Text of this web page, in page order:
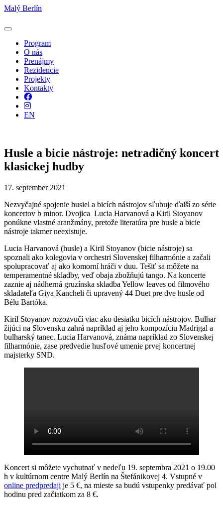
Malý Berlín
Program
O nás
Prenájmy
Rezidencie
Projekty
Kontakty
Facebook
Instagram
EN
Husle a bicie nástroje: netradičný koncert
klasickej hudby
17. september 2021
Nezvyčajné spojenie husiel a bicích nástrojov sľubuje ďalší zo série
koncertov b minor. Dvojica Lucia Harvanová a Kiril Stoyanov
ponúkne vlastné aranžmány, pretože literatúra pre husle a bicie
nástroje takmer neexistuje.
Lucia Harvanová (husle) a Kiril Stoyanov (bicie nástroje) sa
spoznali ako kolegovia v orchestri Slovenskej filharmónie a začali
spolupracovať aj ako komorní hráči v duu. Tešiť sa môžete na
temperamentné skladby, veď obaja zbožňujú tango. Na koncerte
zaznie aj nádherná gruzínska skladba Yellow leaves od filmového
skladateľa Giya Kancheli či upravený 44 Duet pre dve husle od
Bélu Bartóka.
Kiril Stoyanov rozozvučí viac ako desiatku bicích nástrojov. Bulhar
žijúci na Slovensku zahrá napríklad aj jeho kompozíciu Madrigal a
bulharský tanec. Lucia Harvanová, známa napríklad zo Slovenskej
filharmónie, zase predvedie husľové umenie prvej koncertnej
majsterky SND.
Koncert si môžete vychutnať v nedeľu 19. septembra 2021 o 19.00
h v kultúrnom centre Malý Berlín na Štefánikovej 4. Vstupné v
online predpredaji je 5 €, na mieste sa budú vstupenky predávať pol
hodinu pred začiatkom za 8 €.